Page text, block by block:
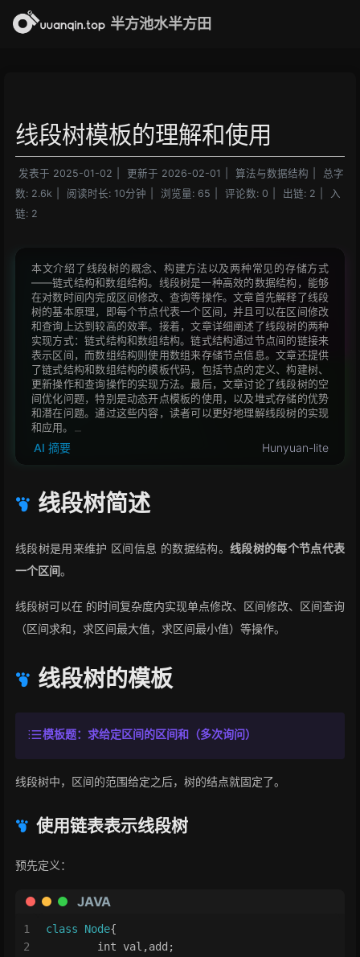
半方池水半方田
线段树模板的理解和使用
发表于 2025-01-02 更新于 2026-02-01 算法与数据结构
总字
数: 2.6k 阅读时长: 10分钟 浏览量: 65 评论数: 0 出链: 2
入
链: 2
本文介绍了线段树的概念、构建方法以及两种常见的存储方式
——链式结构和数组结构。线段树是一种高效的数据结构，能够
在对数时间内完成区间修改、查询等操作。文章首先解释了线段
树的基本原理，即每个节点代表一个区间，并且可以在区间修改
和查询上达到较高的效率。接着，文章详细阐述了线段树的两种
实现方式：链式结构和数组结构。链式结构通过节点间的链接来
表示区间，而数组结构则使用数组来存储节点信息。文章还提供
了链式结构和数组结构的模板代码，包括节点的定义、构建树、
更新操作和查询操作的实现方法。最后，文章讨论了线段树的空
间优化问题，特别是动态开点模板的使用，以及堆式存储的优势
和潜在问题。通过这些内容，读者可以更好地理解线段树的实现
和应用。
AI 摘要 Hunyuan-lite
线段树简述
线段树是用来维护 区间信息 的数据结构。 线段树的每个节点代表
一个区间。
线段树可以在 的时间复杂度内实现单点修改、区间修改、区间查询
（区间求和，求区间最大值，求区间最小值）等操作。
线段树的模板
模板题：求给定区间的区间和（多次询问）
线段树中，区间的范围给定之后，树的结点就固定了。
使用链表表示线段树
预先定义：
JAVA
1
2
class Node{
int val,add;